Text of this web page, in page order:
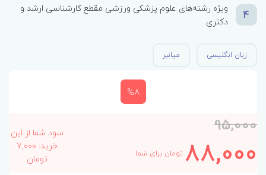
4
ویژه رشته‌های علوم پزشکی ورزشی مقطع کارشناسی ارشد و
دکتری
زبان انگلیسی میانبر
%8
95,000
88,000تومان برای شما
سود شما از این
خرید: 7,000
تومان